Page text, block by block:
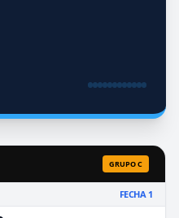
GRUPO C
FECHA 1